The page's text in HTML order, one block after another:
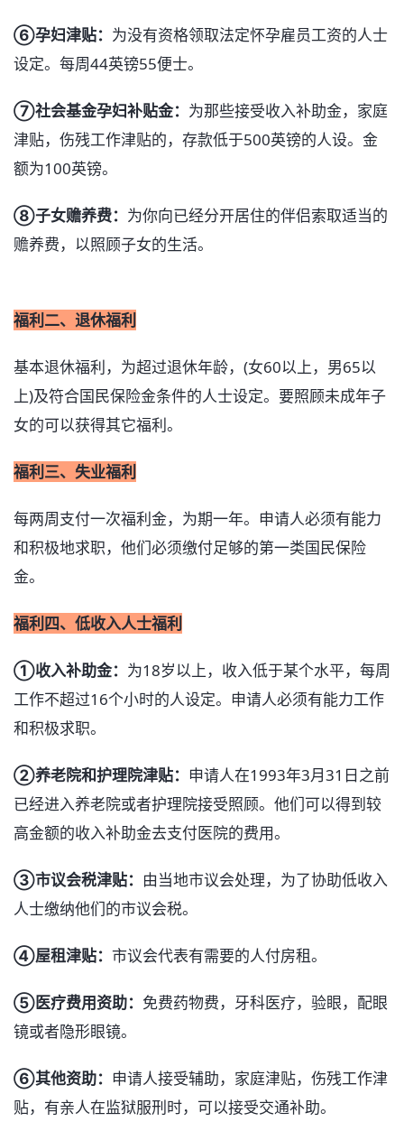
➅孕妇津贴： 为没有资格领取法定怀孕雇员工资的人士
设定。每周44英镑55便士。
➆社会基金孕妇补贴金： 为那些接受收入补助金，家庭
津贴，伤残工作津贴的，存款低于500英镑的人设。金
额为100英镑。
➇子女赡养费： 为你向已经分开居住的伴侣索取适当的
赡养费，以照顾子女的生活。
福利二、退休福利
基本退休福利，为超过退休年龄，(女60以上，男65以
上)及符合国民保险金条件的人士设定。要照顾未成年子
女的可以获得其它福利。
福利三、失业福利
每两周支付一次福利金，为期一年。申请人必须有能力
和积极地求职，他们必须缴付足够的第一类国民保险
金。
福利四、低收入人士福利
➀收入补助金： 为18岁以上，收入低于某个水平，每周
工作不超过16个小时的人设定。申请人必须有能力工作
和积极求职。
➁养老院和护理院津贴： 申请人在1993年3月31日之前
已经进入养老院或者护理院接受照顾。他们可以得到较
高金额的收入补助金去支付医院的费用。
➂市议会税津贴： 由当地市议会处理，为了协助低收入
人士缴纳他们的市议会税。
➃屋租津贴： 市议会代表有需要的人付房租。
➄医疗费用资助： 免费药物费，牙科医疗，验眼，配眼
镜或者隐形眼镜。
➅其他资助： 申请人接受辅助，家庭津贴，伤残工作津
贴，有亲人在监狱服刑时，可以接受交通补助。